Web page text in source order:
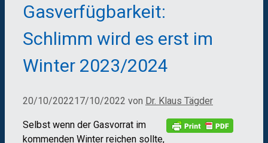
Gasverfügbarkeit:
Schlimm wird es erst im
Winter 2023/2024
20/10/202217/10/2022 von Dr. Klaus Tägder
Selbst wenn der Gasvorrat im
kommenden Winter reichen sollte,